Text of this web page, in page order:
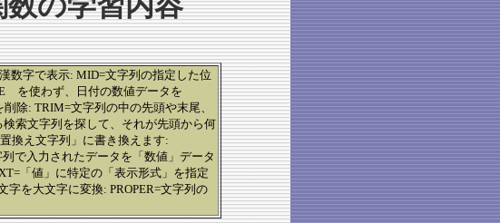
数字で表示: MID=文字列の指定した位
を使わず、日付の数値データを
除: TRIM=文字列の中の先頭や末尾、
索文字列を探して、それが先頭から何
換え文字列」に書き換えます:
で入力されたデータを「数値」データ
「値」に特定の「表示形式」を指定
字を大文字に変換: PROPER=文字列の